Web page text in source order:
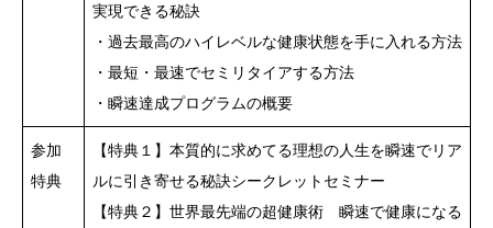
実現できる秘訣
・過去最高のハイレベルな健康状態を手に入れる方法
・最短・最速でセミリタイアする方法
・瞬速達成プログラムの概要
参加
特典
【特典１】本質的に求めてる理想の人生を瞬速でリア
ルに引き寄せる秘訣シークレットセミナー
【特典２】世界最先端の超健康術 瞬速で健康になる